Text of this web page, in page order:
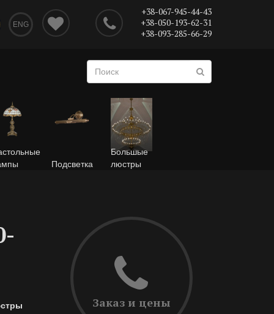
ENG
+38-067-945-44-43
+38-050-193-62-31
+38-093-285-66-29
Подсветка
Большые
люстры
Заказ и цены